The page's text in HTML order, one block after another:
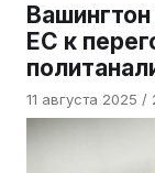
ЕС к
11 августа 2025 /